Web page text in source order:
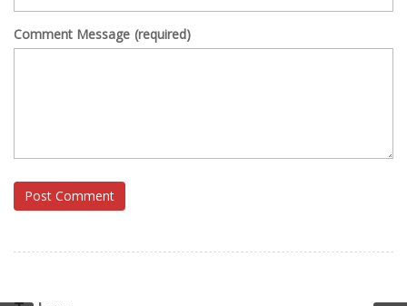
Comment Message (required)
Post Comment